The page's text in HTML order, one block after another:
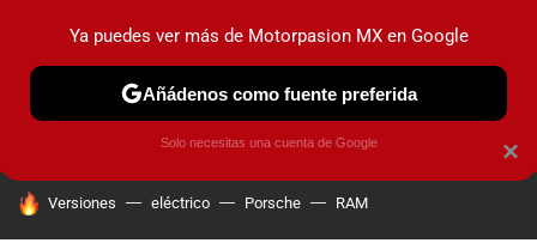
PRUEBAS INDUSTRIA HOY NO CIRCULA
HOY SE HABLA DE
Versiones eléctrico Porsche RAM
×
Ya puedes ver más de Motorpasion MX en Google
Añádenos como fuente preferida
Solo necesitas una cuenta de Google